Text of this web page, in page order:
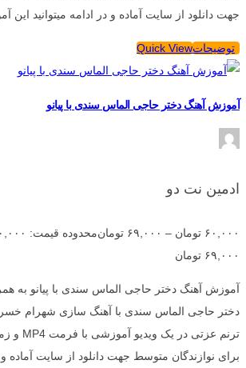
جهت دانلود از سایت آماده و در ادامه میتوانید این
توضیحاتQuick View
آموزش آهنگ دختر حاجی الماس سندی با پیانو
ادمین نت دو
۶۰,۰۰۰ تومان – ۶۹,۰۰۰ تومان
۶۹,۰۰۰ تومان
آموزش آهنگ دختر حاجی الماس سندی با پیانو به
دختر حاجی الماس سندی با آهنگ سازی شهرام
برای نوازندگان متوسط جهت دانلود از سایت آماده و